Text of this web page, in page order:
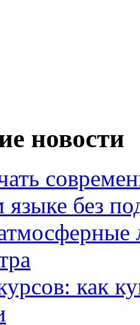
новости
языке без
как